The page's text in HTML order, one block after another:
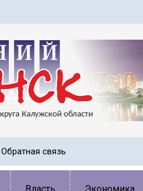
Обратная связь